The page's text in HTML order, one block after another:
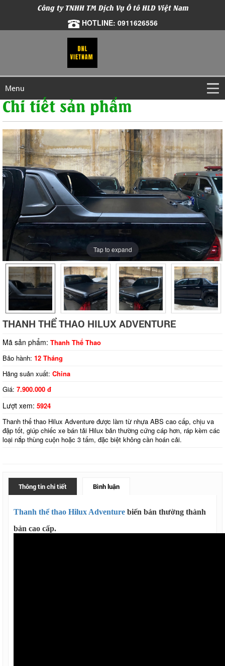
Công ty TNHH TM Dịch Vụ Ô tô HLD Việt Nam
HOTLINE: 0911626556
Menu
Chi tiết sản phẩm
Tap to expand
THANH THỂ THAO HILUX ADVENTURE
Mã sản phẩm: Thanh Thể Thao
Bảo hành: 12 Tháng
Hãng suản xuất: China
Giá: 7.900.000 đ
Lượt xem: 5924
Thanh thể thao Hilux Adventure được làm từ nhựa ABS cao cấp, chịu va
đập tốt, giúp chiếc xe bán tải Hilux bản thường cứng cáp hơn, ráp kèm các
loại nắp thùng cuộn hoặc 3 tấm, đặc biệt không cần hoán cải.
Thông tin chi tiết Bình luận
Thanh thể thao Hilux Adventure biến bản thường thành
bản cao cấp.